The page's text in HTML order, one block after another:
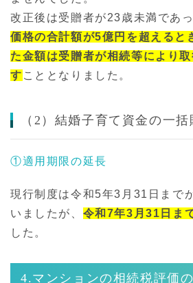
改正後は受贈者が23歳未満であ
価格の合計額が5億円を超えると
た金額は受贈者が相続等により
す こととなりました。
（2）結婚子育て資金の一括
①適用期限の延長
現行制度は令和5年3月31日まで
いましたが、 令和7年3月31日ま
した。
4.マンションの相続税評価